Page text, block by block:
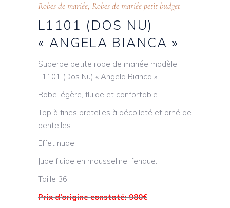
Robes de mariée, Robes de mariée petit budget
L1101 (DOS NU)
« ANGELA BIANCA »
Superbe petite robe de mariée modèle
L1101 (Dos Nu) « Angela Bianca »
Robe légère, fluide et confortable.
Top à fines bretelles à décolleté et orné de
dentelles.
Effet nude.
Jupe fluide en mousseline, fendue.
Taille 36
Prix d’origine constaté: 980€